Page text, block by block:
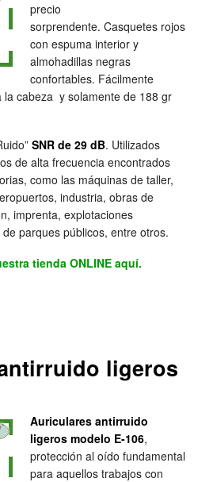
precio
sorprendente. Casquetes rojos
con espuma interior y
almohadillas negras
confortables. Fácilmente
la cabeza y solamente de 188 gr
SNR de 29 dB. Utilizados
de alta frecuencia encontrados
como las máquinas de taller,
industria, obras de
imprenta, explotaciones
parques públicos, entre otros.
tienda ONLINE aquí.
ligeros
Auriculares antirruido
ligeros modelo E-106,
protección al oído fundamental
para aquellos trabajos con